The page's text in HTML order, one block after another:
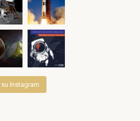
Instagram